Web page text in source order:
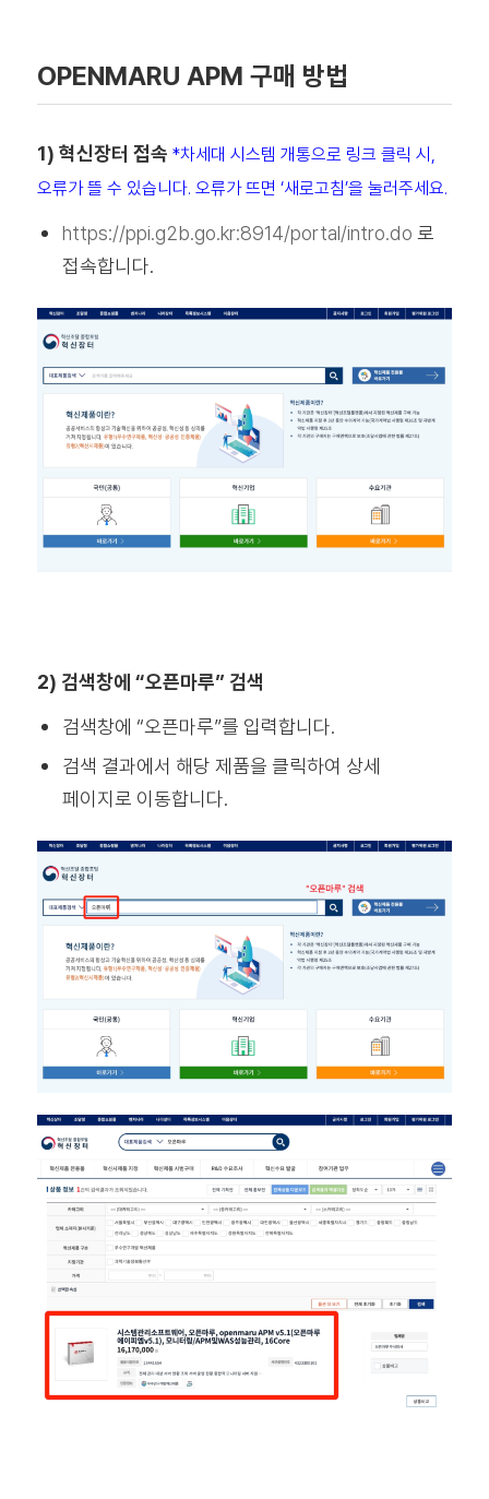
OPENMARU APM 구매 방법
1) 혁신장터 접속 *차세대 시스템 개통으로 링크 클릭 시,
오류가 뜰 수 있습니다. 오류가 뜨면 ‘새로고침’을 눌러주세요.
https://ppi.g2b.go.kr:8914/portal/intro.do 로
접속합니다.
2) 검색창에 “오픈마루” 검색
검색창에 “오픈마루”를 입력합니다.
검색 결과에서 해당 제품을 클릭하여 상세
페이지로 이동합니다.